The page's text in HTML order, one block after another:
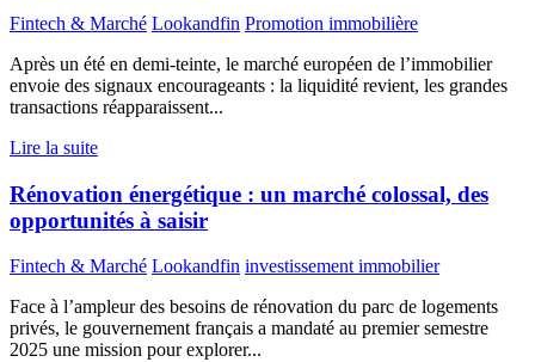
Fintech & Marché Lookandfin Promotion immobilière
Après un été en demi-teinte, le marché européen de l’immobilier
envoie des signaux encourageants : la liquidité revient, les grandes
transactions réapparaissent...
Lire la suite
Rénovation énergétique : un marché colossal, des
opportunités à saisir
Fintech & Marché Lookandfin investissement immobilier
Face à l’ampleur des besoins de rénovation du parc de logements
privés, le gouvernement français a mandaté au premier semestre
2025 une mission pour explorer...